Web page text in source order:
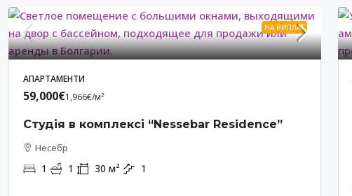
НА ВИПЛАТ
АПАРТАМЕНТИ
59,000€1,966€/м²
Студія в комплексі “Nessebar Residence”
Несебр
1 1 30 м² 1